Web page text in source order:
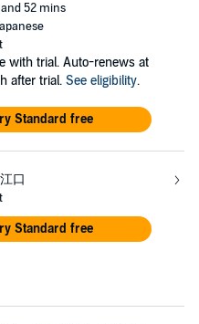
52 mins
with trial. Auto-renews at
after trial. See eligibility.
Standard free
口
Standard free